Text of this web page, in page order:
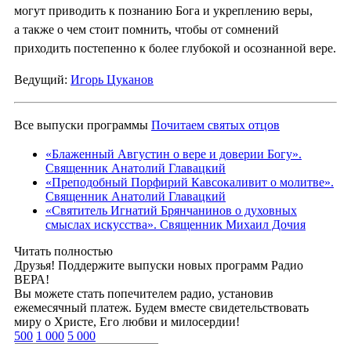
могут приводить к познанию Бога и укреплению веры,
а также о чем стоит помнить, чтобы от сомнений
приходить постепенно к более глубокой и осознанной вере.
Ведущий: Игорь Цуканов
Все выпуски программы Почитаем святых отцов
«Блаженный Августин о вере и доверии Богу».
Священник Анатолий Главацкий
«Преподобный Порфирий Кавсокаливит о молитве».
Священник Анатолий Главацкий
«Святитель Игнатий Брянчанинов о духовных
смыслах искусства». Священник Михаил Дочия
Читать полностью
Друзья! Поддержите выпуски новых программ Радио
ВЕРА!
Вы можете стать попечителем радио, установив
ежемесячный платеж. Будем вместе свидетельствовать
миру о Христе, Его любви и милосердии!
500 1 000 5 000